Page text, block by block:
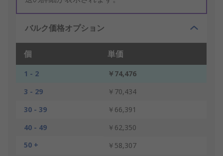
バルク価格オプション
個 単価
1 - 2
￥74,476
3 - 29
￥70,434
30 - 39
￥66,391
40 - 49
￥62,350
50 +
￥58,307